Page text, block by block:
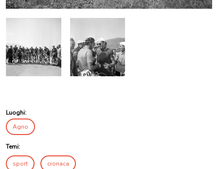
Luoghi:
Agno
Temi:
sport cronaca